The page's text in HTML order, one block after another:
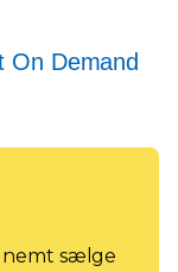
On Demand
nemt sælge